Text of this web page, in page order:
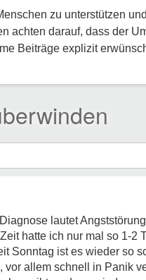
zu unterstützen
achten darauf, dass der
Beiträge explizit
lautet
hatte ich nur mal so 1-2
Sonntag ist es wieder so
vor allem schnell in Panik